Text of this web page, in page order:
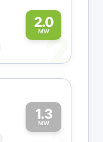
2.0
MW
2
1.3
MW